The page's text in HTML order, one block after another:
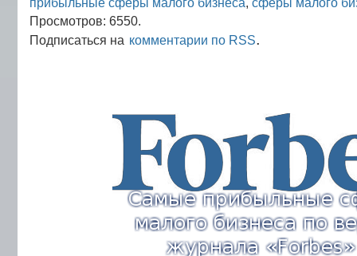
Просмотров: 6550.
Подписаться на комментарии по RSS.